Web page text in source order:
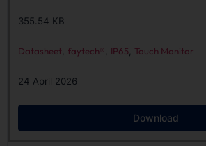
355.54 KB
Datasheet faytech® IP65 Touch Monitor
24 April 2026
Download